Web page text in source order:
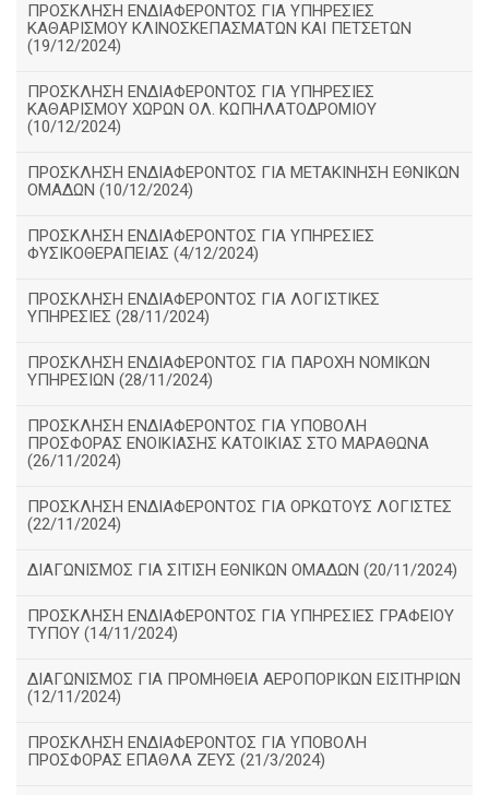
ΠΡΟΣΚΛΗΣΗ ΕΝΔΙΑΦΕΡΟΝΤΟΣ ΓΙΑ ΥΠΗΡΕΣΙΕΣ
ΚΑΘΑΡΙΣΜΟΥ ΚΛΙΝΟΣΚΕΠΑΣΜΑΤΩΝ ΚΑΙ ΠΕΤΣΕΤΩΝ
(19/12/2024)
ΠΡΟΣΚΛΗΣΗ ΕΝΔΙΑΦΕΡΟΝΤΟΣ ΓΙΑ ΥΠΗΡΕΣΙΕΣ
ΚΑΘΑΡΙΣΜΟΥ ΧΩΡΩΝ ΟΛ. ΚΩΠΗΛΑΤΟΔΡΟΜΙΟΥ
(10/12/2024)
ΠΡΟΣΚΛΗΣΗ ΕΝΔΙΑΦΕΡΟΝΤΟΣ ΓΙΑ ΜΕΤΑΚΙΝΗΣΗ ΕΘΝΙΚΩΝ
ΟΜΑΔΩΝ (10/12/2024)
ΠΡΟΣΚΛΗΣΗ ΕΝΔΙΑΦΕΡΟΝΤΟΣ ΓΙΑ ΥΠΗΡΕΣΙΕΣ
ΦΥΣΙΚΟΘΕΡΑΠΕΙΑΣ (4/12/2024)
ΠΡΟΣΚΛΗΣΗ ΕΝΔΙΑΦΕΡΟΝΤΟΣ ΓΙΑ ΛΟΓΙΣΤΙΚΕΣ
ΥΠΗΡΕΣΙΕΣ (28/11/2024)
ΠΡΟΣΚΛΗΣΗ ΕΝΔΙΑΦΕΡΟΝΤΟΣ ΓΙΑ ΠΑΡΟΧΗ ΝΟΜΙΚΩΝ
ΥΠΗΡΕΣΙΩΝ (28/11/2024)
ΠΡΟΣΚΛΗΣΗ ΕΝΔΙΑΦΕΡΟΝΤΟΣ ΓΙΑ ΥΠΟΒΟΛΗ
ΠΡΟΣΦΟΡΑΣ ΕΝΟΙΚΙΑΣΗΣ ΚΑΤΟΙΚΙΑΣ ΣΤΟ ΜΑΡΑΘΩΝΑ
(26/11/2024)
ΠΡΟΣΚΛΗΣΗ ΕΝΔΙΑΦΕΡΟΝΤΟΣ ΓΙΑ ΟΡΚΩΤΟΥΣ ΛΟΓΙΣΤΕΣ
(22/11/2024)
ΔΙΑΓΩΝΙΣΜΟΣ ΓΙΑ ΣΙΤΙΣΗ ΕΘΝΙΚΩΝ ΟΜΑΔΩΝ (20/11/2024)
ΠΡΟΣΚΛΗΣΗ ΕΝΔΙΑΦΕΡΟΝΤΟΣ ΓΙΑ ΥΠΗΡΕΣΙΕΣ ΓΡΑΦΕΙΟΥ
ΤΥΠΟΥ (14/11/2024)
ΔΙΑΓΩΝΙΣΜΟΣ ΓΙΑ ΠΡΟΜΗΘΕΙΑ ΑΕΡΟΠΟΡΙΚΩΝ ΕΙΣΙΤΗΡΙΩΝ
(12/11/2024)
ΠΡΟΣΚΛΗΣΗ ΕΝΔΙΑΦΕΡΟΝΤΟΣ ΓΙΑ ΥΠΟΒΟΛΗ
ΠΡΟΣΦΟΡΑΣ ΕΠΑΘΛΑ ΖΕΥΣ (21/3/2024)